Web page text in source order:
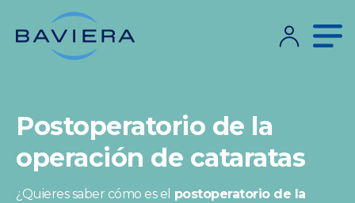
Postoperatorio de la
operación de cataratas
¿Quieres saber cómo es el postoperatorio de la